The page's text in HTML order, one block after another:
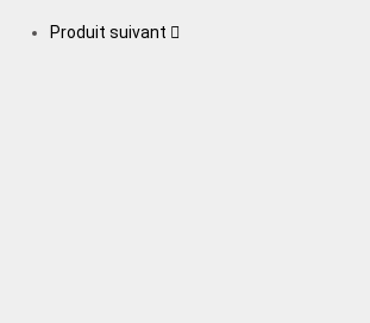
Produit suivant